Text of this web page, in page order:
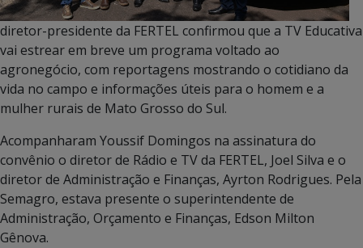
diretor-presidente da FERTEL confirmou que a TV Educativa
vai estrear em breve um programa voltado ao
agronegócio, com reportagens mostrando o cotidiano da
vida no campo e informações úteis para o homem e a
mulher rurais de Mato Grosso do Sul.
Acompanharam Youssif Domingos na assinatura do
convênio o diretor de Rádio e TV da FERTEL, Joel Silva e o
diretor de Administração e Finanças, Ayrton Rodrigues. Pela
Semagro, estava presente o superintendente de
Administração, Orçamento e Finanças, Edson Milton
Gênova.